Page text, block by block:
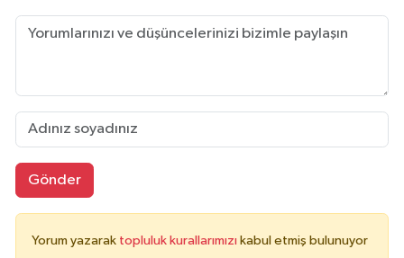
Gönder
Yorum yazarak topluluk kurallarımızı kabul etmiş bulunuyor